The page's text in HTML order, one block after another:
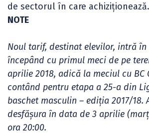
de sectorul în care achiziționează.
NOTE
Noul tarif, destinat elevilor, intră în
începând cu primul meci de pe
aprilie 2018, adică la meciul cu BC
contând pentru etapa a 25-a din
baschet masculin – ediția 2017/18.
desfășura în data de 3 aprilie
ora 20:00.